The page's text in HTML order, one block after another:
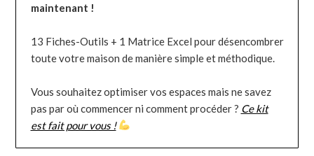
maintenant !
13 Fiches-Outils + 1 Matrice Excel pour désencombrer
toute votre maison de manière simple et méthodique.
Vous souhaitez optimiser vos espaces mais ne savez
pas par où commencer ni comment procéder ? Ce kit
est fait pour vous !